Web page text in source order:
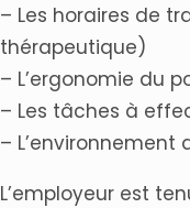
– Les horaires de
thérapeutique)
– L’ergonomie du
– Les tâches à
– L’environnement
L’employeur est